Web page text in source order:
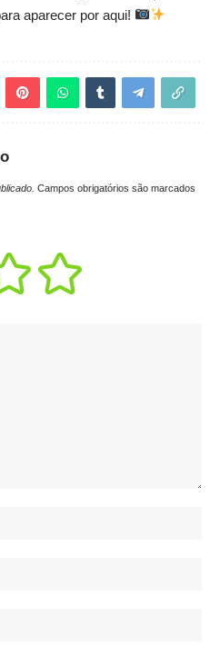
aparecer por aqui!
Campos obrigatórios são marcados